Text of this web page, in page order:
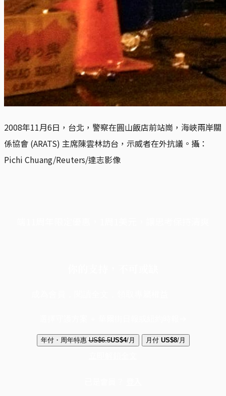
2008年11月6日，台北，警察在圓山飯店前站崗，海峽兩岸關
係協會 (ARATS) 主席陳雲林訪台，示威者在外抗議。攝：
Pichi Chuang/Reuters/達志影像
年付・周年特惠 US$6.5US$4/月 月付 US$8/月